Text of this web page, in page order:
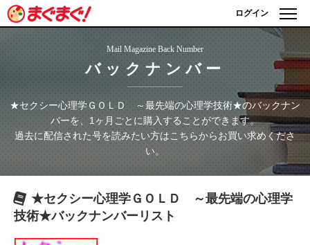
ログイン
Mail Magazine Back Number
バックナンバー
★セクシー心理学ＧＯＬＤ ～最先端の心理学技術★のバックナン
バーを、1ヶ月ごとに購入することができます。
過去に配信された号を読みたい方はこちらからお買い求めくださ
い。
★セクシー心理学ＧＯＬＤ ～最先端の心理学
技術★バックナンバーリスト